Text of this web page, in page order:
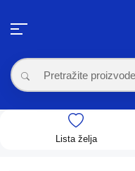
Lista želja